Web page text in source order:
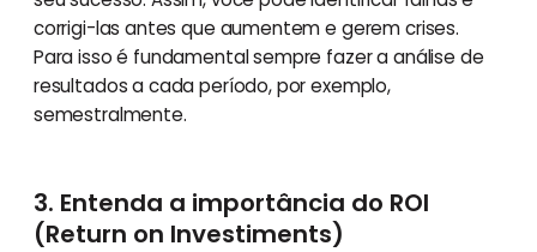
corrigi-las antes que aumentem e gerem crises.
Para isso é fundamental sempre fazer a análise de
resultados a cada período, por exemplo,
semestralmente.
3. Entenda a importância do ROI
(Return on Investiments)